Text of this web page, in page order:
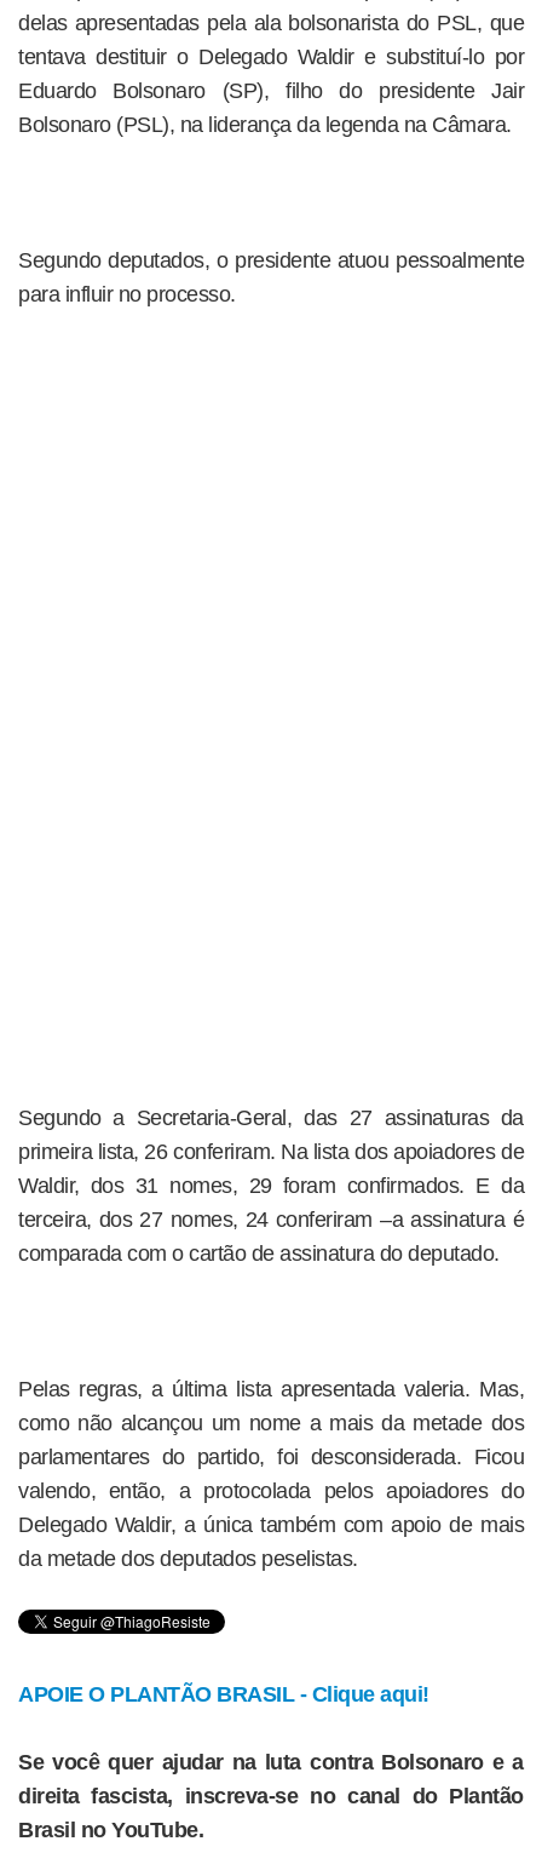
delas apresentadas pela ala bolsonarista do PSL, que
tentava destituir o Delegado Waldir e substituí-lo por
Eduardo Bolsonaro (SP), filho do presidente Jair
Bolsonaro (PSL), na liderança da legenda na Câmara.
Segundo deputados, o presidente atuou pessoalmente
para influir no processo.
Segundo a Secretaria-Geral, das 27 assinaturas da
primeira lista, 26 conferiram. Na lista dos apoiadores de
Waldir, dos 31 nomes, 29 foram confirmados. E da
terceira, dos 27 nomes, 24 conferiram –a assinatura é
comparada com o cartão de assinatura do deputado.
Pelas regras, a última lista apresentada valeria. Mas,
como não alcançou um nome a mais da metade dos
parlamentares do partido, foi desconsiderada. Ficou
valendo, então, a protocolada pelos apoiadores do
Delegado Waldir, a única também com apoio de mais
da metade dos deputados peselistas.
APOIE O PLANTÃO BRASIL - Clique aqui!
Se você quer ajudar na luta contra Bolsonaro e a
direita fascista, inscreva-se no canal do Plantão
Brasil no YouTube.